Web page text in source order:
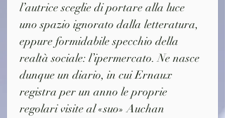
l’autrice sceglie di portare alla luce
uno spazio ignorato dalla letteratura,
eppure formidabile specchio della
realtà sociale: l’ipermercato. Ne nasce
dunque un diario, in cui Ernaux
registra per un anno le proprie
regolari visite al «suo» Auchan